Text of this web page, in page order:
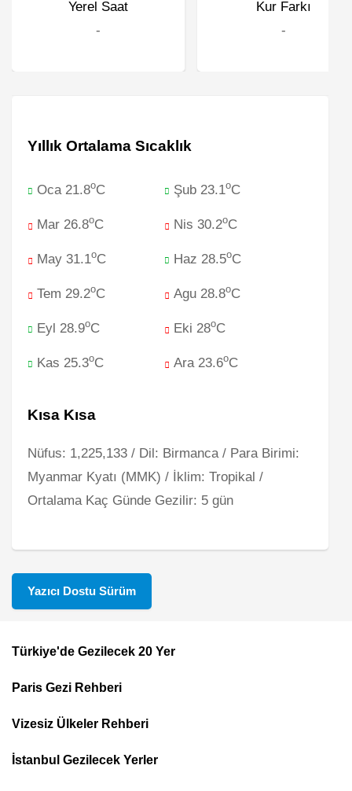
Yerel Saat
-
Kur Farkı
-
Yıllık Ortalama Sıcaklık
Oca 21.8oC Şub 23.1oC
Mar 26.8oC Nis 30.2oC
May 31.1oC Haz 28.5oC
Tem 29.2oC Agu 28.8oC
Eyl 28.9oC Eki 28oC
Kas 25.3oC Ara 23.6oC
Kısa Kısa
Nüfus: 1,225,133 / Dil: Birmanca / Para Birimi:
Myanmar Kyatı (MMK) / İklim: Tropikal /
Ortalama Kaç Günde Gezilir: 5 gün
Yazıcı Dostu Sürüm
Top
Menu
Türkiye'de Gezilecek 20 Yer
Paris Gezi Rehberi
Vizesiz Ülkeler Rehberi
İstanbul Gezilecek Yerler